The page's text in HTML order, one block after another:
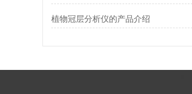
植物冠层分析仪的产品介绍